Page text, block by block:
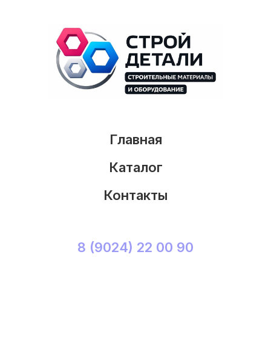
Главная
Каталог
Контакты
8 (9024) 22 00 90